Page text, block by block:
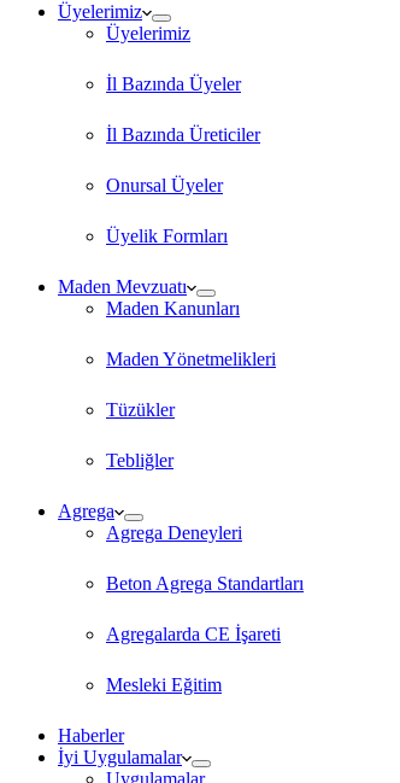
Üyelerimiz
Üyelerimiz
İl Bazında Üyeler
İl Bazında Üreticiler
Onursal Üyeler
Üyelik Formları
Maden Mevzuatı
Maden Kanunları
Maden Yönetmelikleri
Tüzükler
Tebliğler
Agrega
Agrega Deneyleri
Beton Agrega Standartları
Agregalarda CE İşareti
Mesleki Eğitim
Haberler
İyi Uygulamalar
Uygulamalar